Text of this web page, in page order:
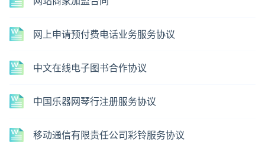
网上申请预付费电话业务服务协议
中文在线电子图书合作协议
中国乐器网琴行注册服务协议
移动通信有限责任公司彩铃服务协议